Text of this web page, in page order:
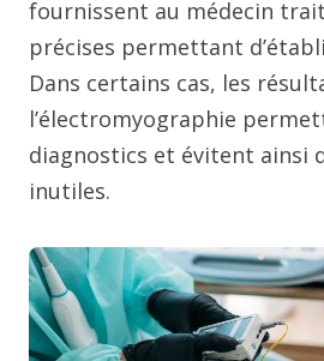
fournissent au médecin
précises permettant
Dans certains cas, les
l’électromyographie
diagnostics et évitent ainsi
inutiles.